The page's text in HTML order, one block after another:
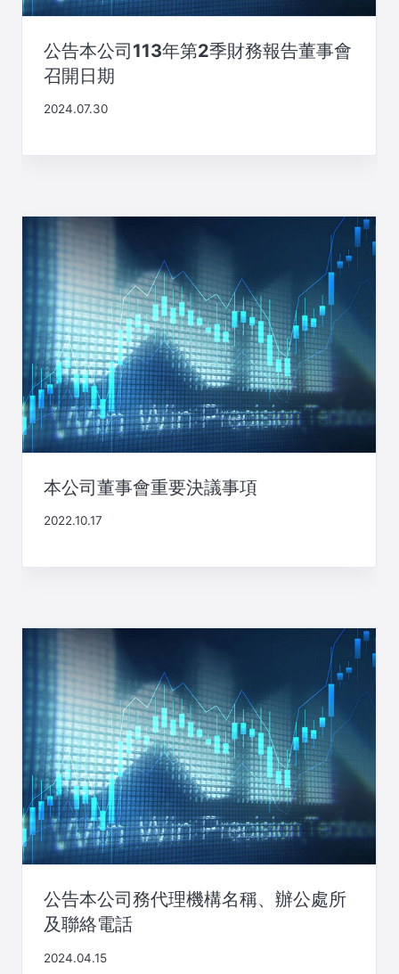
公告本公司113年第2季財務報告董事會
召開日期
2024.07.30
本公司董事會重要決議事項
2022.10.17
公告本公司務代理機構名稱、辦公處所
及聯絡電話
2024.04.15